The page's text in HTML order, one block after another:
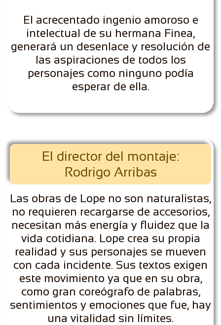
El acrecentado ingenio amoroso e
intelectual de su hermana Finea,
generará un desenlace y resolución de
las aspiraciones de todos los
personajes como ninguno podía
esperar de ella.
El director del montaje:
Rodrigo Arribas
Las obras de Lope no son naturalistas,
no requieren recargarse de accesorios,
necesitan más energía y fluidez que la
vida cotidiana. Lope crea su propia
realidad y sus personajes se mueven
con cada incidente. Sus textos exigen
este movimiento ya que en su obra,
como gran coreógrafo de palabras,
sentimientos y emociones que fue, hay
una vitalidad sin límites.